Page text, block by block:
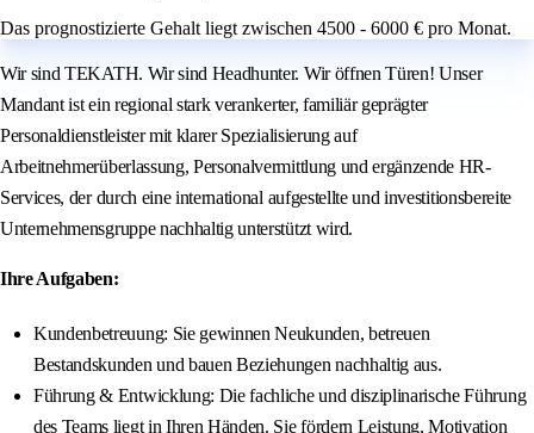
Das prognostizierte Gehalt liegt zwischen 4500 - 6000 € pro Monat.
Wir sind TEKATH. Wir sind Headhunter. Wir öffnen Türen! Unser
Mandant ist ein regional stark verankerter, familiär geprägter
Personaldienstleister mit klarer Spezialisierung auf
Arbeitnehmerüberlassung, Personalvermittlung und ergänzende HR-
Services, der durch eine international aufgestellte und investitionsbereite
Unternehmensgruppe nachhaltig unterstützt wird.
Ihre Aufgaben:
Kundenbetreuung: Sie gewinnen Neukunden, betreuen
Bestandskunden und bauen Beziehungen nachhaltig aus.
Führung & Entwicklung: Die fachliche und disziplinarische Führung
des Teams liegt in Ihren Händen. Sie fördern Leistung, Motivation